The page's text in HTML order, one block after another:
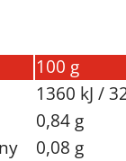
100 g
1360 kJ /
0,84 g
0,08 g